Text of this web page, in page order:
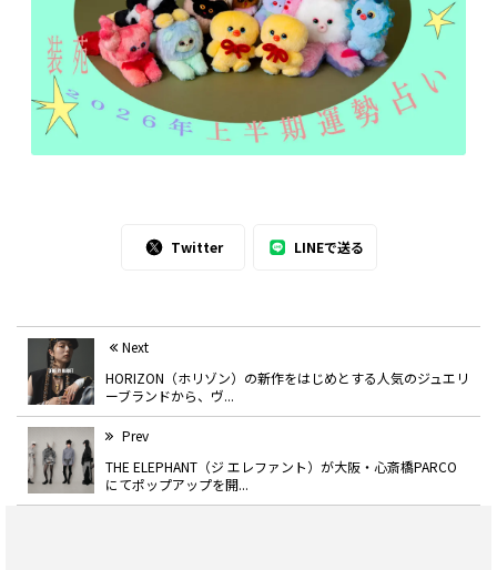
Twitter LINEで送る
Next
HORIZON（ホリゾン）の新作をはじめとする人気のジュエリ
ーブランドから、ヴ...
Prev
THE ELEPHANT（ジ エレファント）が大阪・心斎橋PARCO
にてポップアップを開...